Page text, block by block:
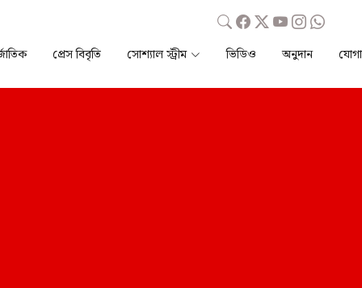
প্রেস বিবৃতি সোশ্যাল স্ট্রীম ভিডিও অনুদান